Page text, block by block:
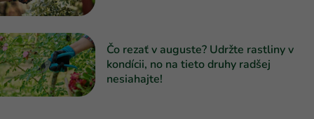
Čo rezať v auguste? Udržte rastliny v
kondícii, no na tieto druhy radšej
nesiahajte!